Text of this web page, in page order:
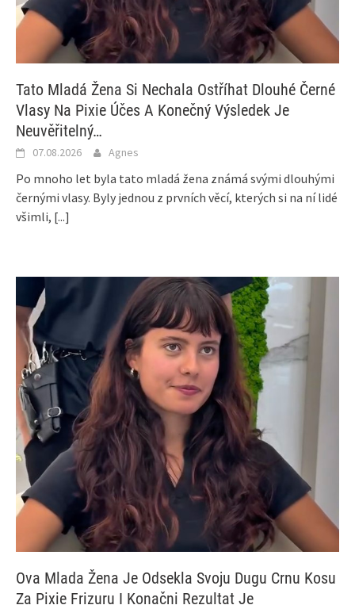
Tato Mladá Žena Si Nechala Ostříhat Dlouhé Černé
Vlasy Na Pixie Účes A Konečný Výsledek Je
Neuvěřitelný…
07.08.2026 Agnes
Po mnoho let byla tato mladá žena známá svými dlouhými
černými vlasy. Byly jednou z prvních věcí, kterých si na ní lidé
všimli, [...]
Ova Mlada Žena Je Odsekla Svoju Dugu Crnu Kosu
Za Pixie Frizuru I Konačni Rezultat Je